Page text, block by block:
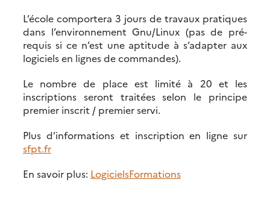
L’école comportera 3 jours de travaux pratiques
dans l’environnement Gnu/Linux (pas de pré-
requis si ce n’est une aptitude à s’adapter aux
logiciels en lignes de commandes).
Le nombre de place est limité à 20 et les
inscriptions seront traitées selon le principe
premier inscrit / premier servi.
Plus d’informations et inscription en ligne sur
sfpt.fr
En savoir plus: LogicielsFormations